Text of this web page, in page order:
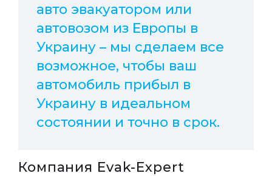
авто эвакуатором или
автовозом из Европы в
Украину – мы сделаем все
возможное, чтобы ваш
автомобиль прибыл в
Украину в идеальном
состоянии и точно в срок.
Компания Evak-Expert